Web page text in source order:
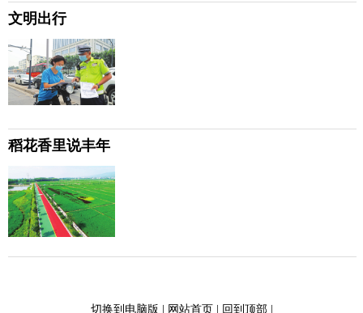
文明出行
稻花香里说丰年
切换到电脑版 | 网站首页| 回到顶部|